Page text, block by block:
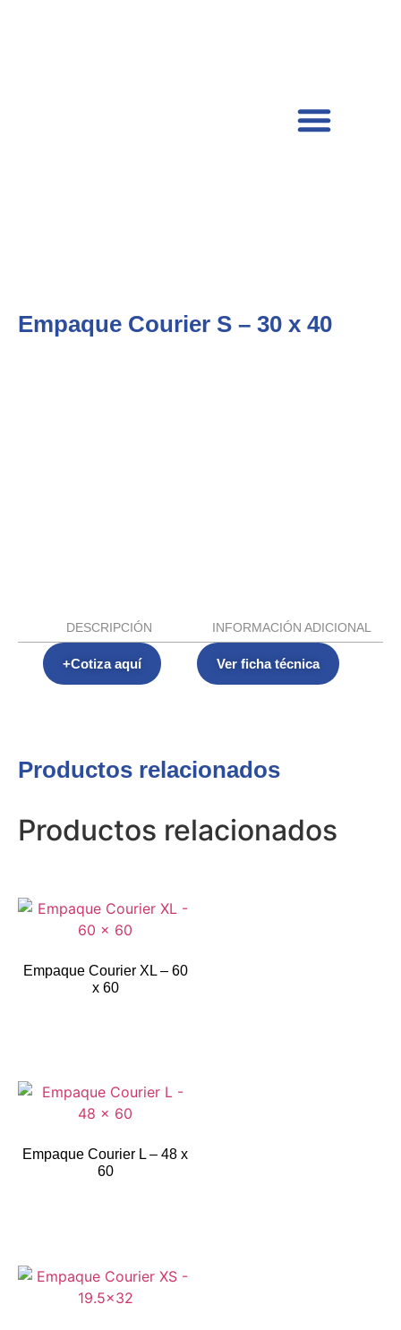
Empaque Courier S – 30 x 40
DESCRIPCIÓN INFORMACIÓN ADICIONAL
+Cotiza aquí Ver ficha técnica
Productos relacionados
Productos relacionados
Empaque Courier XL – 60
x 60
Empaque Courier L – 48 x
60